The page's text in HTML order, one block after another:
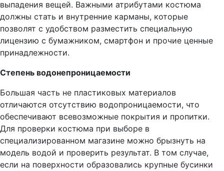
выпадения вещей. Важными атрибутами костюма
должны стать и внутренние карманы, которые
позволят с удобством разместить специальную
лицензию с бумажником, смартфон и прочие ценные
принадлежности.
Степень водонепроницаемости
Большая часть не пластиковых материалов
отличаются отсутствию водопроницаемости, что
обеспечивают всевозможные покрытия и пропитки.
Для проверки костюма при выборе в
специализированном магазине можно брызнуть на
модель водой и проверить результат. В том случае,
если на поверхности образовались крупные бусинки